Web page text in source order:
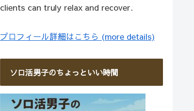
clients can truly relax and recover.
プロフィール詳細はこちら (more details)
ソロ活男子のちょっといい時間